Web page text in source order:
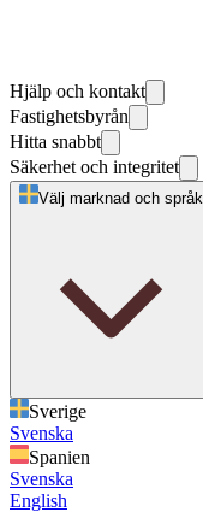
Hjälp och kontakt
Fastighetsbyrån
Hitta snabbt
Säkerhet och integritet
Välj marknad och språk
Sverige
Svenska
Spanien
Svenska
English